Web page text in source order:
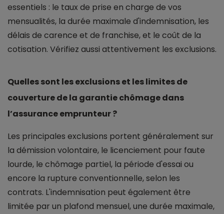
essentiels : le taux de prise en charge de vos
mensualités, la durée maximale d'indemnisation, les
délais de carence et de franchise, et le coût de la
cotisation. Vérifiez aussi attentivement les exclusions.
Quelles sont les exclusions et les limites de
couverture de la garantie chômage dans
l’assurance emprunteur ?
Les principales exclusions portent généralement sur
la démission volontaire, le licenciement pour faute
lourde, le chômage partiel, la période d'essai ou
encore la rupture conventionnelle, selon les
contrats. L'indemnisation peut également être
limitée par un plafond mensuel, une durée maximale,